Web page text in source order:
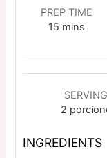
PREP TIME
15 mins
2
INGREDIENTS